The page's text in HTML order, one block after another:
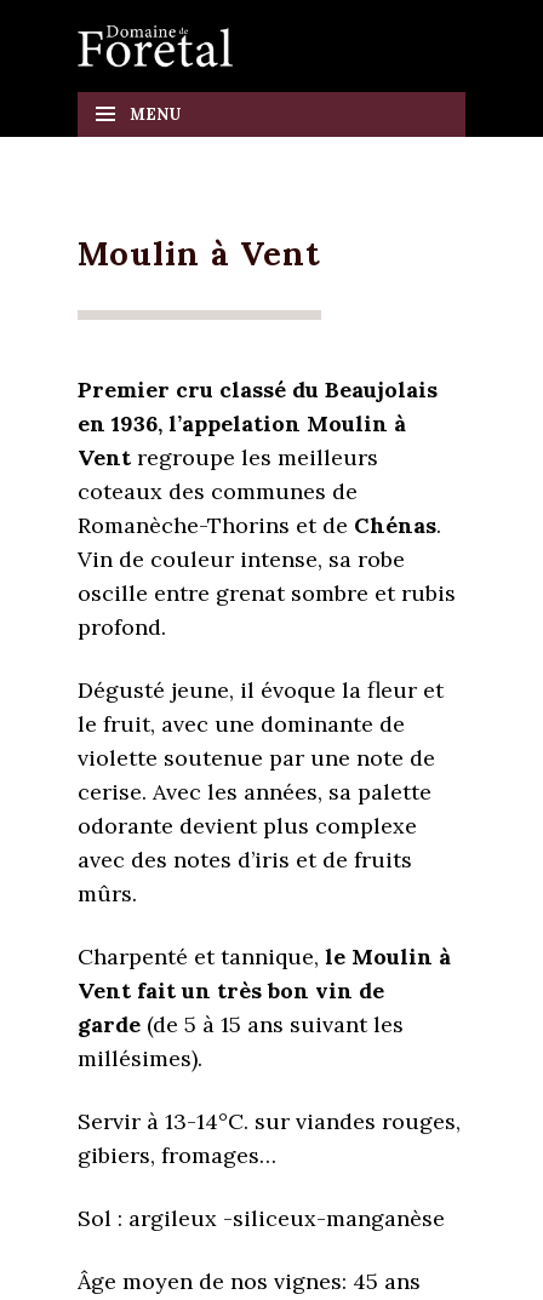
to
MENU
Moulin à Vent
Premier cru classé du Beaujolais
en 1936, l’appelation Moulin à
Vent regroupe les meilleurs
coteaux des communes de
Romanèche-Thorins et de Chénas.
Vin de couleur intense, sa robe
oscille entre grenat sombre et rubis
profond.
Dégusté jeune, il évoque la fleur et
le fruit, avec une dominante de
violette soutenue par une note de
cerise. Avec les années, sa palette
odorante devient plus complexe
avec des notes d’iris et de fruits
mûrs.
Charpenté et tannique, le Moulin à
Vent fait un très bon vin de
garde (de 5 à 15 ans suivant les
millésimes).
Servir à 13-14°C. sur viandes rouges,
gibiers, fromages…
Sol : argileux -siliceux-manganèse
Âge moyen de nos vignes: 45 ans